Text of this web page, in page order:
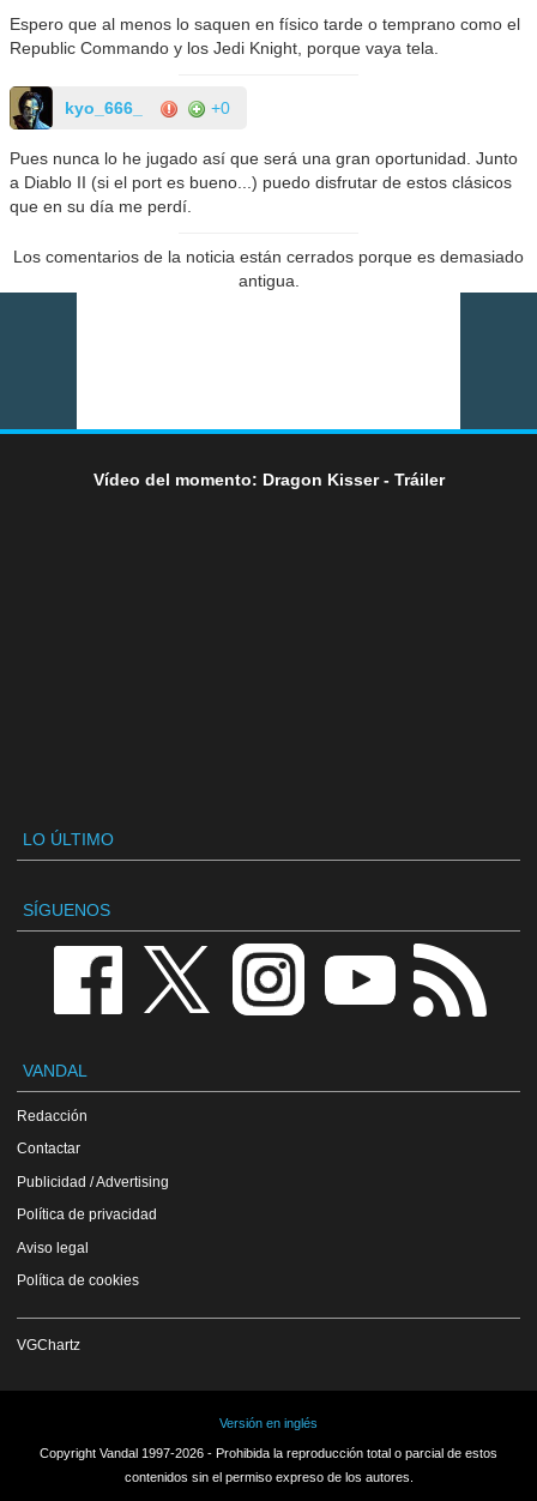
Espero que al menos lo saquen en físico tarde o temprano como el
Republic Commando y los Jedi Knight, porque vaya tela.
kyo_666_ +0
Pues nunca lo he jugado así que será una gran oportunidad. Junto
a Diablo II (si el port es bueno...) puedo disfrutar de estos clásicos
que en su día me perdí.
Los comentarios de la noticia están cerrados porque es demasiado
antigua.
Vídeo del momento: Dragon Kisser - Tráiler
LO ÚLTIMO
SÍGUENOS
VANDAL
Redacción
Contactar
Publicidad / Advertising
Política de privacidad
Aviso legal
Política de cookies
VGChartz
Versión en inglés
Copyright Vandal 1997-2026 - Prohibida la reproducción total o parcial de estos
contenidos sin el permiso expreso de los autores.